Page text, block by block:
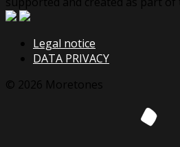
Legal notice
DATA PRIVACY
© 2026 Moretones